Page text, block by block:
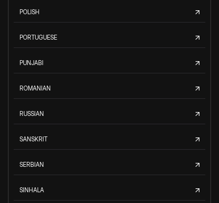
POLISH
PORTUGUESE
PUNJABI
ROMANIAN
RUSSIAN
SANSKRIT
SERBIAN
SINHALA